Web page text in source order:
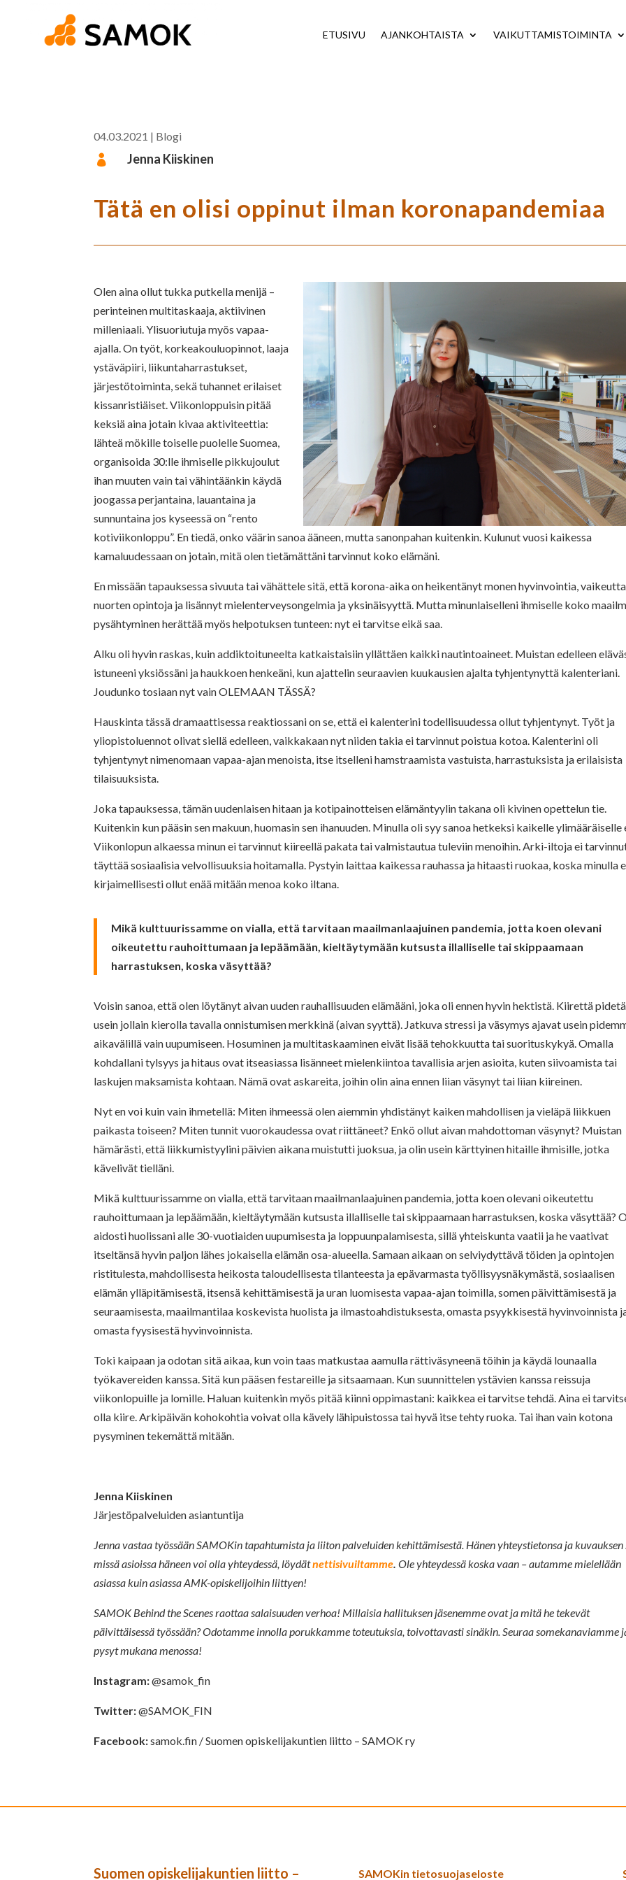
ETUSIVU AJANKOHTAISTA VAIKUTTAMISTOIMINTA
04.03.2021 | Blogi
 Jenna Kiiskinen
Tätä en olisi oppinut ilman koronapandemiaa
Olen aina ollut tukka putkella menijä –
perinteinen multitaskaaja, aktiivinen
milleniaali. Ylisuoriutuja myös vapaa-
ajalla. On työt, korkeakouluopinnot, laaja
ystäväpiiri, liikuntaharrastukset,
järjestötoiminta, sekä tuhannet erilaiset
kissanristiäiset. Viikonloppuisin pitää
keksiä aina jotain kivaaaktiviteettia:
lähteä mökille toiselle puolelle Suomea,
organisoida 30:lle ihmiselle pikkujoulut
ihan muuten vain tai vähintäänkin käydä
joogassa perjantaina, lauantaina ja
sunnuntaina jos kyseessä on “rento
kotiviikonloppu”. En tiedä, onko väärin sanoa ääneen, mutta sanonpahan kuitenkin. Kulunut vuosi kaikessa
kamaluudessaan on jotain, mitä olen tietämättäni tarvinnut koko elämäni.
En missään tapauksessa sivuuta tai vähättele sitä, että korona-aika on heikentänyt monen hyvinvointia,
nuorten opintoja ja lisännyt mielenterveysongelmia ja yksinäisyyttä. Mutta minunlaiselleni ihmiselle koko
pysähtyminen herättää myös helpotuksen tunteen: nyt ei tarvitse eikä saa.
Alku oli hyvin raskas, kuin addiktoituneelta katkaistaisiin yllättäen kaikki nautintoaineet. Muistan edelleen
istuneeni yksiössäni ja haukkoen henkeäni, kun ajattelin seuraavien kuukausien ajalta tyhjentynyttä kalenteriani.
Joudunko tosiaan nyt vain OLEMAAN TÄSSÄ?
Hauskinta tässä dramaattisessa reaktiossani on se, että ei kalenterini todellisuudessa ollut tyhjentynyt. Työt ja
yliopistoluennot olivat siellä edelleen, vaikkakaan nyt niiden takia ei tarvinnut poistua kotoa. Kalenterini oli
tyhjentynyt nimenomaan vapaa-ajan menoista, itse itselleni hamstraamista vastuista, harrastuksista ja erilaisista
tilaisuuksista.
Joka tapauksessa, tämän uudenlaisen hitaan ja kotipainotteisen elämäntyylin takana oli kivinen opettelun tie.
Kuitenkin kun pääsin sen makuun, huomasin sen ihanuuden. Minulla oli syy sanoa hetkeksi kaikelle ylimääräiselle
Viikonlopun alkaessa minun ei tarvinnut kiireellä pakata tai valmistautua tuleviin menoihin. Arki-iltoja ei
täyttää sosiaalisia velvollisuuksia hoitamalla. Pystyin laittaa kaikessa rauhassa ja hitaasti ruokaa, koska minulla
kirjaimellisesti ollut enää mitään menoa koko iltana.
Mikä kulttuurissamme on vialla, että tarvitaan maailmanlaajuinen pandemia, jotta koen olevani
oikeutettu rauhoittumaan ja lepäämään, kieltäytymään kutsusta illalliselle tai skippaamaan
harrastuksen, koska väsyttää?
Voisin sanoa, että olen löytänyt aivan uuden rauhallisuuden elämääni, joka oli ennen hyvin hektistä. Kiirettä
usein jollain kierolla tavalla onnistumisen merkkinä (aivan syyttä). Jatkuva stressi ja väsymys ajavat usein
aikavälillä vain uupumiseen. Hosuminen ja multitaskaaminen eivät lisää tehokkuutta tai suorituskykyä. Omalla
kohdallani tylsyys ja hitaus ovat itseasiassa lisänneet mielenkiintoa tavallisia arjen asioita, kuten siivoamista tai
laskujen maksamista kohtaan. Nämä ovat askareita, joihin olin aina ennen liian väsynyt tai liian kiireinen.
Nyt en voi kuin vain ihmetellä: Miten ihmeessä olen aiemmin yhdistänyt kaiken mahdollisen ja vieläpä liikkuen
paikasta toiseen? Miten tunnit vuorokaudessa ovat riittäneet? Enkö ollut aivan mahdottoman väsynyt? Muistan
hämärästi, että liikkumistyylini päivien aikana muistutti juoksua, ja olin usein kärttyinen hitaille ihmisille, jotka
kävelivät tielläni.
Mikä kulttuurissamme on vialla, että tarvitaan maailmanlaajuinen pandemia, jotta koen olevani oikeutettu
rauhoittumaan ja lepäämään, kieltäytymään kutsusta illalliselle tai skippaamaan harrastuksen, koska väsyttää?
aidosti huolissani alle 30-vuotiaiden uupumisesta ja loppuunpalamisesta, sillä yhteiskunta vaatii ja he vaativat
itseltänsä hyvin paljon lähes jokaisella elämän osa-alueella. Samaan aikaan on selviydyttävä töiden ja opintojen
ristitulesta, mahdollisesta heikosta taloudellisesta tilanteesta ja epävarmasta työllisyysnäkymästä, sosiaalisen
elämän ylläpitämisestä, itsensä kehittämisestä ja uran luomisesta vapaa-ajan toimilla, somen päivittämisestä ja
seuraamisesta, maailmantilaa koskevista huolista ja ilmastoahdistuksesta, omasta psyykkisestä hyvinvoinnista
omasta fyysisestä hyvinvoinnista.
Toki kaipaan ja odotan sitä aikaa, kun voin taas matkustaa aamulla rättiväsyneenä töihin ja käydä lounaalla
työkavereiden kanssa. Sitä kun pääsen festareille ja sitsaamaan. Kun suunnittelen ystävien kanssa reissuja
viikonlopuille ja lomille. Haluan kuitenkin myös pitää kiinni oppimastani: kaikkea ei tarvitse tehdä. Aina ei
olla kiire. Arkipäivän kohokohtia voivat olla kävely lähipuistossa tai hyvä itse tehty ruoka. Tai ihan vain kotona
pysyminen tekemättä mitään.
Jenna Kiiskinen
Järjestöpalveluiden asiantuntija
Jenna vastaa työssään SAMOKin tapahtumista ja liiton palveluiden kehittämisestä. Hänen yhteystietonsa ja kuvauksen
missä asioissa häneen voi olla yhteydessä, löydätnettisivuiltamme Ole yhteydessä koska vaan – autamme mielellään
asiassa kuin asiassa AMK-opiskelijoihin liittyen!
SAMOK Behind the Scenes raottaa salaisuuden verhoa! Millaisia hallituksen jäsenemme ovat ja mitä he tekevät
päivittäisessä työssään? Odotamme innolla porukkamme toteutuksia, toivottavasti sinäkin. Seuraa somekanaviamme
pysyt mukana menossa!
Instagram:@samok_fin
Twitter:@SAMOK_FIN
Facebook:samok.fin / Suomen opiskelijakuntien liitto – SAMOK ry
Suomen opiskelijakuntien liitto – SAMOKin tietosuojaseloste